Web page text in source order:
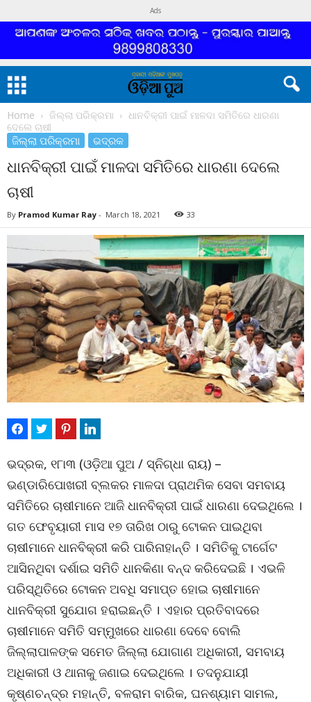
Ads
Home ଜିଲ୍ଲା ପରିକ୍ରମା
ଧାନବିକ୍ରୀ ପାଇଁ ମାଳଦା ସମିତିରେ ଧାରଣା
ଦେଲେ ଚାଷୀ
ଜିଲ୍ଲା ପରିକ୍ରମା ଭଦ୍ରକ
ଧାନବିକ୍ରୀ ପାଇଁ ମାଳଦା ସମିତିରେ ଧାରଣା ଦେଲେ
ଚାଷୀ
By Pramod Kumar Ray - March 18, 2021 33
ଭଦ୍ରକ, ୧୮ା୩ (ଓଡ଼ିଆ ପୁଅ / ସ୍ନିଗ୍ଧା ରାୟ) –
ଭଣ୍ଡାରିପୋଖରୀ ବ୍ଲକର ମାଳଦା ପ୍ରାଥମିକ ସେବା ସମବାୟ
ସମିତିରେ ଚାଷୀମାନେ ଆଜି ଧାନବିକ୍ରୀ ପାଇଁ ଧାରଣା ଦେଇଥିଲେ ।
ଗତ ଫେବୃୟାରୀ ମାସ ୧୭ ତାରିଖ ଠାରୁ ଟୋକନ ପାଇଥିବା
ଚାଷୀମାନେ ଧାନବିକ୍ରୀ କରି ପାରିନାହାନ୍ତି । ସମିତିକୁ ଟାର୍ଗେଟ
ଆସିନଥିବା ଦର୍ଶାଇ ସମିତି ଧାନକିଣା ବନ୍ଦ କରିଦେଇଛି । ଏଭଳି
ପରିସ୍ଥିତିରେ ଟୋକନ ଅବଧି ସମାପ୍ତ ହୋଇ ଚାଷୀମାନେ
ଧାନବିକ୍ରୀ ସୁଯୋଗ ହରାଇଛନ୍ତି । ଏହାର ପ୍ରତିବାଦରେ
ଚାଷୀମାନେ ସମିତି ସମ୍ମୁଖରେ ଧାରଣା ଦେବେ ବୋଲି
ଜିଲ୍ଲାପାଳଙ୍କ ସମେତ ଜିଲ୍ଲା ଯୋଗାଣ ଅଧିକାରୀ, ସମବାୟ
ଅଧିକାରୀ ଓ ଥାନାକୁ ଜଣାଇ ଦେଇଥିଲେ । ତଦନୁଯାୟୀ
କୃଷ୍ଣଚନ୍ଦ୍ର ମହାନ୍ତି, ବଳରାମ ବାରିକ, ଘନଶ୍ୟାମ ସାମଲ,